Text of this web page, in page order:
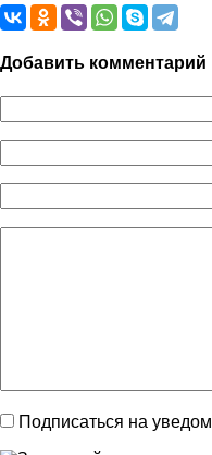
Добавить комментарий
Подписаться на